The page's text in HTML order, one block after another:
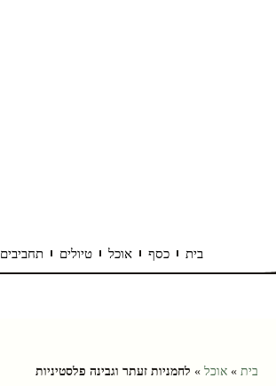
בית כסף אוכל טיולים תחביבים
בית » אוכל » לחמניות זעתר וגבינה פלסטיניות